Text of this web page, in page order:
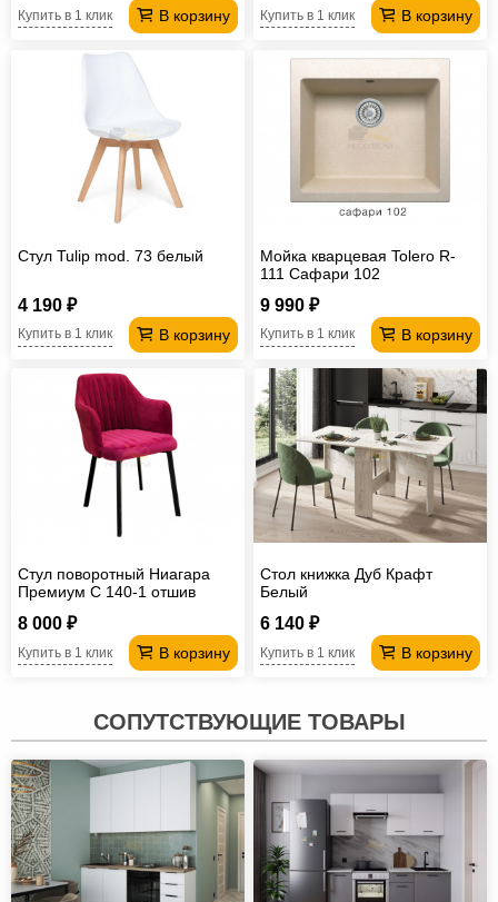
В корзину
Купить в 1 клик В корзину
Купить в 1 клик
Стул Tulip mod. 73 белый
4 190 ₽
В корзину
Купить в 1 клик
Мойка кварцевая Tolero R-
111 Сафари 102
9 990 ₽
В корзину
Купить в 1 клик
Стул поворотный Ниагара
Премиум С 140-1 отшив
8 000 ₽
В корзину
Купить в 1 клик
Стол книжка Дуб Крафт
Белый
6 140 ₽
В корзину
Купить в 1 клик
СОПУТСТВУЮЩИЕ ТОВАРЫ